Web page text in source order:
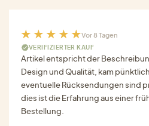
Vor 8 Tagen
VERIFIZIERTER KAUF
Artikel entspricht der
Design und Qualität, kam
eventuelle Rücksendungen sind
dies ist die Erfahrung aus einer
Bestellung.